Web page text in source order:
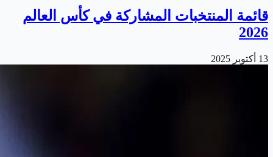
قائمة المنتخبات المشاركة في كأس العالم
2026
13 أكتوبر 2025